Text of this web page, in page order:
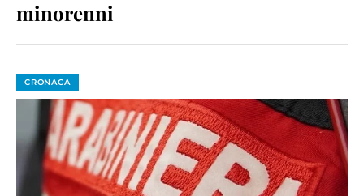
minorenni
CRONACA